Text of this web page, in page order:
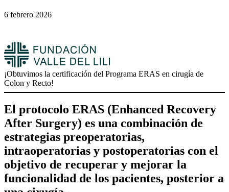
6 febrero 2026
¡Obtuvimos la certificación del Programa ERAS en cirugía de
Colon y Recto!
El protocolo ERAS (Enhanced Recovery
After Surgery) es una combinación de
estrategias preoperatorias,
intraoperatorias y postoperatorias con el
objetivo de recuperar y mejorar la
funcionalidad de los pacientes, posterior a